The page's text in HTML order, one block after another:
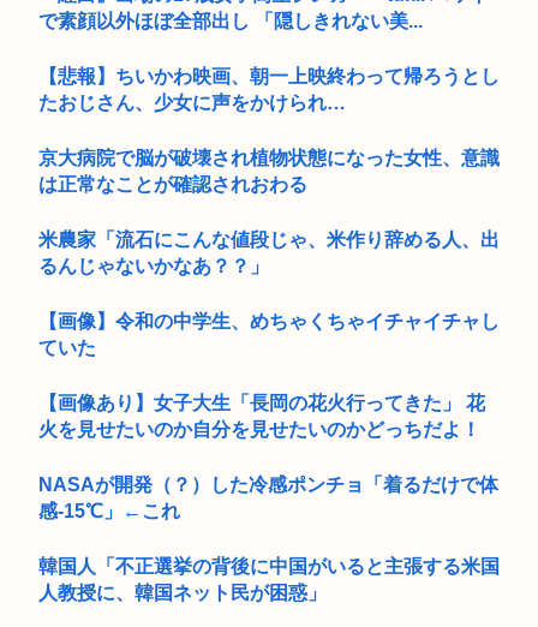
で素顔以外ほぼ全部出し 「隠しきれない美...
【悲報】ちいかわ映画、朝一上映終わって帰ろうとし
たおじさん、少女に声をかけられ…
京大病院で脳が破壊され植物状態になった女性、意識
は正常なことが確認されおわる
米農家「流石にこんな値段じゃ、米作り辞める人、出
るんじゃないかなあ？？」
【画像】令和の中学生、めちゃくちゃイチャイチャし
ていた
【画像あり】女子大生「長岡の花火行ってきた」 花
火を見せたいのか自分を見せたいのかどっちだよ！
NASAが開発（？）した冷感ポンチョ「着るだけで体
感-15℃」←これ
韓国人「不正選挙の背後に中国がいると主張する米国
人教授に、韓国ネット民が困惑」